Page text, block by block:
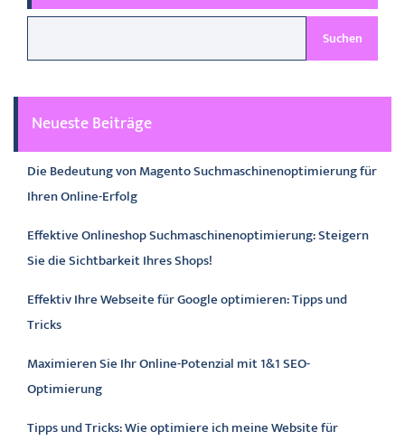
Suchen
Neueste Beiträge
Die Bedeutung von Magento Suchmaschinenoptimierung für
Ihren Online-Erfolg
Effektive Onlineshop Suchmaschinenoptimierung: Steigern
Sie die Sichtbarkeit Ihres Shops!
Effektiv Ihre Webseite für Google optimieren: Tipps und
Tricks
Maximieren Sie Ihr Online-Potenzial mit 1&1 SEO-
Optimierung
Tipps und Tricks: Wie optimiere ich meine Website für